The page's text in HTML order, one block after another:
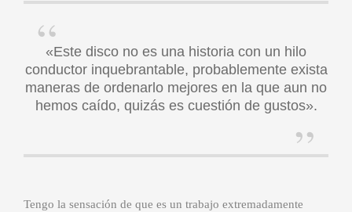
«Este disco no es una historia con un hilo
conductor inquebrantable, probablemente exista
maneras de ordenarlo mejores en la que aun no
hemos caído, quizás es cuestión de gustos».
Tengo la sensación de que es un trabajo extremadamente